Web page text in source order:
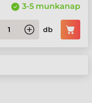
3-5 munkanap
db